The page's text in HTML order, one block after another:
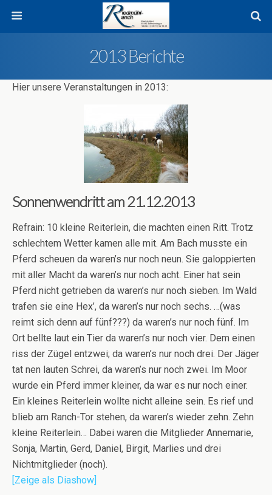
2013 Berichte
Hier unsere Veranstaltungen in 2013:
Sonnenwendritt am 21.12.2013
Refrain: 10 kleine Reiterlein, die machten einen Ritt. Trotz
schlechtem Wetter kamen alle mit. Am Bach musste ein
Pferd scheuen da waren’s nur noch neun. Sie galoppierten
mit aller Macht da waren’s nur noch acht. Einer hat sein
Pferd nicht getrieben da waren’s nur noch sieben. Im Wald
trafen sie eine Hex’, da waren’s nur noch sechs. …(was
reimt sich denn auf fünf???) da waren’s nur noch fünf. Im
Ort bellte laut ein Tier da waren’s nur noch vier. Dem einen
riss der Zügel entzwei; da waren’s nur noch drei. Der Jäger
tat nen lauten Schrei, da waren’s nur noch zwei. Im Moor
wurde ein Pferd immer kleiner, da war es nur noch einer.
Ein kleines Reiterlein wollte nicht alleine sein. Es rief und
blieb am Ranch-Tor stehen, da waren’s wieder zehn. Zehn
kleine Reiterlein… Dabei waren die Mitglieder Annemarie,
Sonja, Martin, Gerd, Daniel, Birgit, Marlies und drei
Nichtmitglieder (noch).
[Zeige als Diashow]